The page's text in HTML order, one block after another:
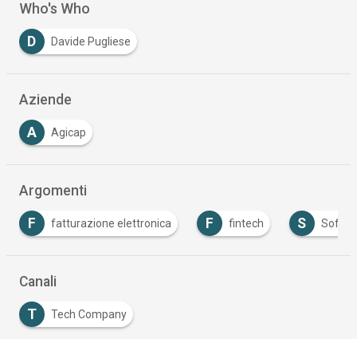
Who's Who
D Davide Pugliese
Aziende
A Agicap
Argomenti
F fatturazione elettronica F fintech S Software
Canali
T Tech Company